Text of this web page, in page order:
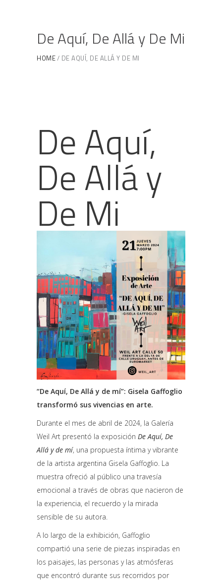
De Aquí, De Allá y De Mi
HOME DE AQUÍ, DE ALLÁ Y DE MI
De Aquí,
De Allá y
De Mi
“De Aquí, De Allá y de mí”: Gisela Gaffoglio
transformó sus vivencias en arte.
Durante el mes de abril de 2024, la Galería
Weil Art presentó la exposición De Aquí, De
Allá y de mí, una propuesta íntima y vibrante
de la artista argentina Gisela Gaffoglio. La
muestra ofreció al público una travesía
emocional a través de obras que nacieron de
la experiencia, el recuerdo y la mirada
sensible de su autora.
A lo largo de la exhibición, Gaffoglio
compartió una serie de piezas inspiradas en
los paisajes, las personas y las atmósferas
que encontró durante sus recorridos por